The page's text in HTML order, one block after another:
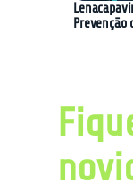
Prevenção